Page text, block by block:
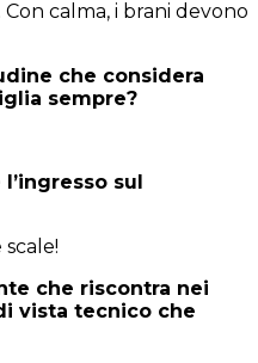
calma, i brani devono
che considera
sempre?
sul
che riscontra nei
vista tecnico che